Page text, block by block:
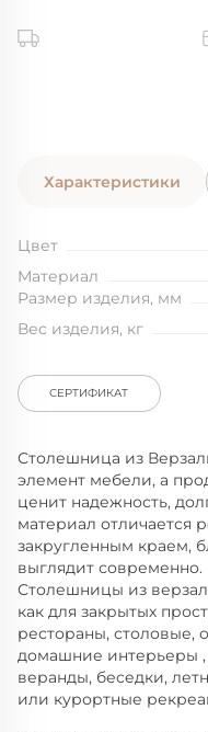
Характеристики
Цвет
Материал
Размер изделия, мм
Вес изделия, кг
СЕРТИФИКАТ
Столешница из
элемент мебели, а
ценит надежность,
материал отличается
закругленным краем,
выглядит современно.
Столешницы из
как для закрытых
рестораны, столовые,
домашние интерьеры ,
веранды, беседки,
или курортные